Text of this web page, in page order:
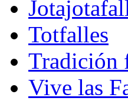
Totfalles
Tradición
Vive las